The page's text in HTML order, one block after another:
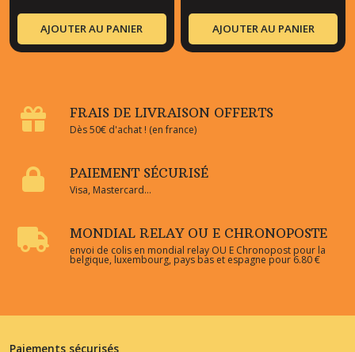
AJOUTER AU PANIER AJOUTER AU PANIER
FRAIS DE LIVRAISON OFFERTS
Dès 50€ d'achat ! (en france)
PAIEMENT SÉCURISÉ
Visa, Mastercard...
MONDIAL RELAY OU E CHRONOPOSTE
envoi de colis en mondial relay OU E Chronopost pour la
belgique, luxembourg, pays bas et espagne pour 6.80 €
Paiements sécurisés